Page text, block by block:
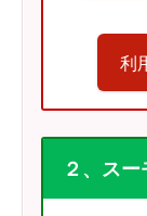
利
２、スー